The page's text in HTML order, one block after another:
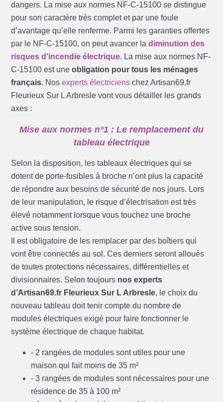
dangers. La mise aux normes NF-C-15100 se distingue
pour son caractère très complet et par une foule
d’avantage qu’elle renferme. Parmi les garanties offertes
par le NF-C-15100, on peut avancer ladiminution des
risques d’incendie électrique. La mise aux normes NF-
C-15100 est uneobligation pour tous les ménages
français. Nosexperts électriciens chez Artisan69.fr
Fleurieux Sur L Arbresle vont vous détailler les grands
axes :
Mise aux normes n°1 : Le remplacement du
tableau électrique
Selon la disposition, les tableaux électriques qui se
dotent de porte-fusibles à broche n’ont plus la capacité
de répondre aux besoins de sécurité de nos jours. Lors
de leur manipulation, le risque d’électrisation est très
élevé notamment lorsque vous touchez une broche
active sous tension.
Il est obligatoire de les remplacer par des boîtiers qui
vont être connectés au sol. Ces derniers seront alloués
de toutes protections nécessaires, différentielles et
divisionnaires. Selon toujours nos experts
d’Artisan69.fr Fleurieux Sur L Arbresle, le choix du
nouveau tableau doit tenir compte du nombre de
modules électriques exigé pour faire fonctionner le
système électrique de chaque habitat.
- 2 rangées de modules sont utiles pour une
maison qui fait moins de 35 m²
- 3 rangées de modules sont nécessaires pour une
résidence de 35 à 100 m²